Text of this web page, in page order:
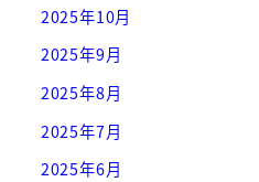
2025年10月
2025年9月
2025年8月
2025年7月
2025年6月